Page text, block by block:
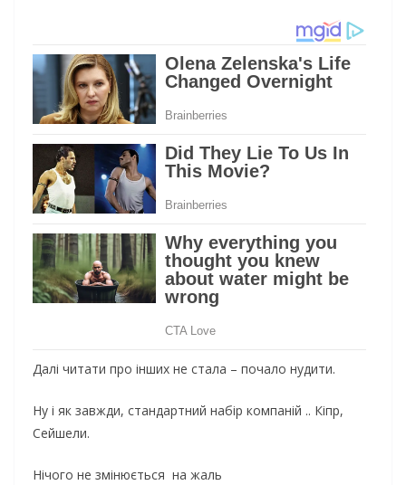
Далі читати про інших не стала – почало нудити.
Ну і як завжди, стандартний набір компаній .. Кіпр,
Сейшели.
Нічого не змінюється на жаль